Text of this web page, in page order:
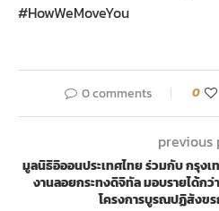
#HowWeMoveYou
0 comments 0
previous
มูลนิธิอิออนประเทศไทย ร่วมกับ กรุง
งานลอยกระทงดิจิทัล มอบรายได้ก
โครงการบูรณปฏิสังข